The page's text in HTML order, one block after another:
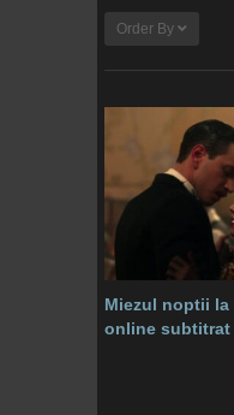
Order By
Miezul noptii la
online subtitrat